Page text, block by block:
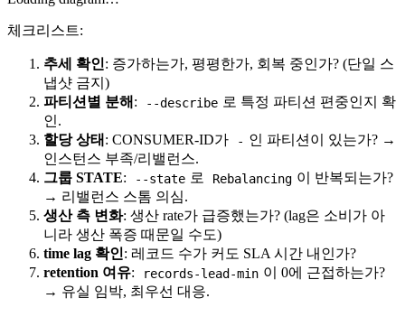
체크리스트:
추세 확인: 증가하는가, 평평한가, 회복 중인가? (단일 스
냅샷 금지)
파티션별 분해 : --describe 로 특정 파티션 편중인지 확
인.
할당 상태 : CONSUMER-ID가 - 인 파티션이 있는가? →
인스턴스 부족/리밸런스.
그룹 STATE: --state 로 Rebalancing 이 반복되는가?
→ 리밸런스 스톰 의심.
생산 측 변화: 생산 rate가 급증했는가? (lag은 소비가 아
니라 생산 폭증 때문일 수도)
time lag 확인: 레코드 수가 커도 SLA 시간 내인가?
retention 여유: records-lead-min 이 0에 근접하는가?
→ 유실 임박, 최우선 대응.